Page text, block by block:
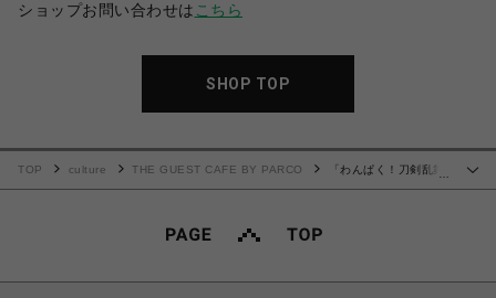
ショップお問い合わせは こちら
SHOP TOP
TOP culture THE GUEST CAFE BY PARCO
「わんぱく！刀剣乱舞